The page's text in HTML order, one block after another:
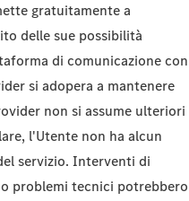
gratuitamente a
delle sue possibilità
di comunicazione con
si adopera a mantenere
non si assume ulteriori
l'Utente non ha alcun
servizio. Interventi di
problemi tecnici potrebbero